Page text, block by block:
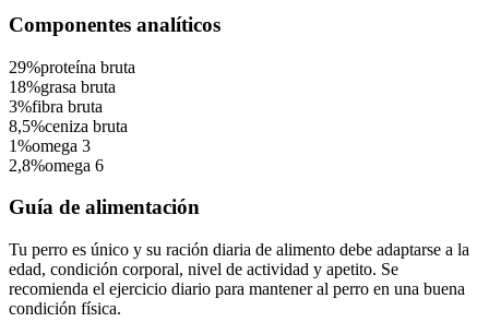
Componentes analíticos
29%proteína bruta
18%grasa bruta
3%fibra bruta
8,5%ceniza bruta
1%omega 3
2,8%omega 6
Guía de alimentación
Tu perro es único y su ración diaria de alimento debe adaptarse a la
edad, condición corporal, nivel de actividad y apetito. Se
recomienda el ejercicio diario para mantener al perro en una buena
condición física.